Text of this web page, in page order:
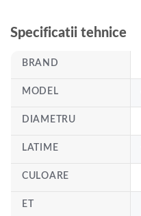
Specificatii tehnice
BRAND
MODEL
DIAMETRU
LATIME
CULOARE
ET